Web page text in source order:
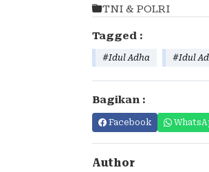
TNI & POLRI
Tagged :
#Idul Adha #Idul
Bagikan :
Facebook
Author